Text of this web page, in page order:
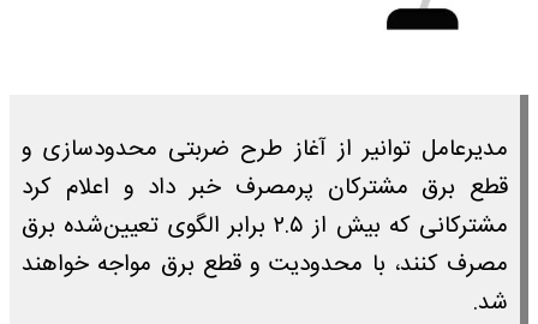
مدیرعامل توانیر از آغاز طرح ضربتی محدودسازی و
قطع برق مشترکان پرمصرف خبر داد و اعلام کرد
مشترکانی که بیش از ۲.۵ برابر الگوی تعیین‌شده برق
مصرف کنند، با محدودیت و قطع برق مواجه خواهند
شد.